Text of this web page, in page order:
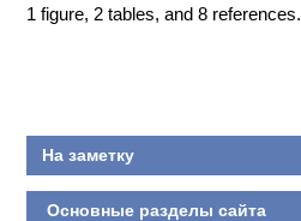
1 figure, 2 tables, and 8
На заметку
Основные разделы сайта